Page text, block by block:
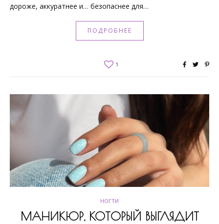
дороже, аккуратнее и… безопаснее для…
ПОДРОБНЕЕ
1
НОГТИ
МАНИКЮР, КОТОРЫЙ ВЫГЛЯДИТ